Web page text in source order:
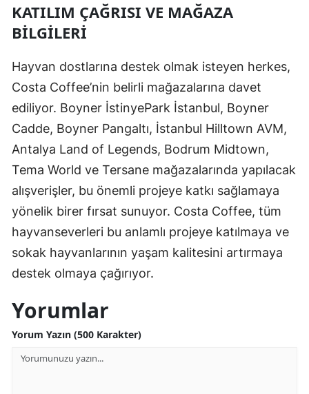
KATILIM ÇAĞRISI VE MAĞAZA
BILGILERI
Hayvan dostlarına destek olmak isteyen herkes,
Costa Coffee’nin belirli mağazalarına davet
ediliyor. Boyner İstinyePark İstanbul, Boyner
Cadde, Boyner Pangaltı, İstanbul Hilltown AVM,
Antalya Land of Legends, Bodrum Midtown,
Tema World ve Tersane mağazalarında yapılacak
alışverişler, bu önemli projeye katkı sağlamaya
yönelik birer fırsat sunuyor. Costa Coffee, tüm
hayvanseverleri bu anlamlı projeye katılmaya ve
sokak hayvanlarının yaşam kalitesini artırmaya
destek olmaya çağırıyor.
Yorumlar
Yorum Yazın (500 Karakter)